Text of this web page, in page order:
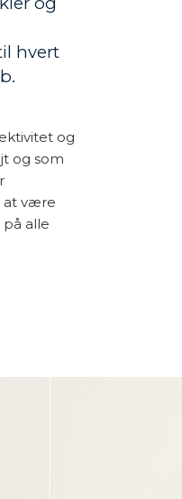
hvert
og
og som
at være
alle